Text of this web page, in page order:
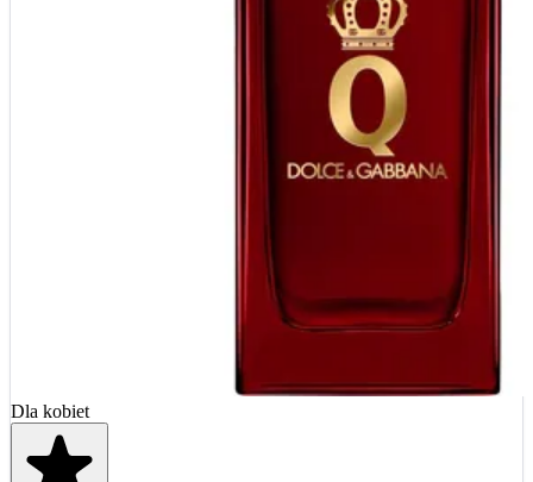
Dla kobiet